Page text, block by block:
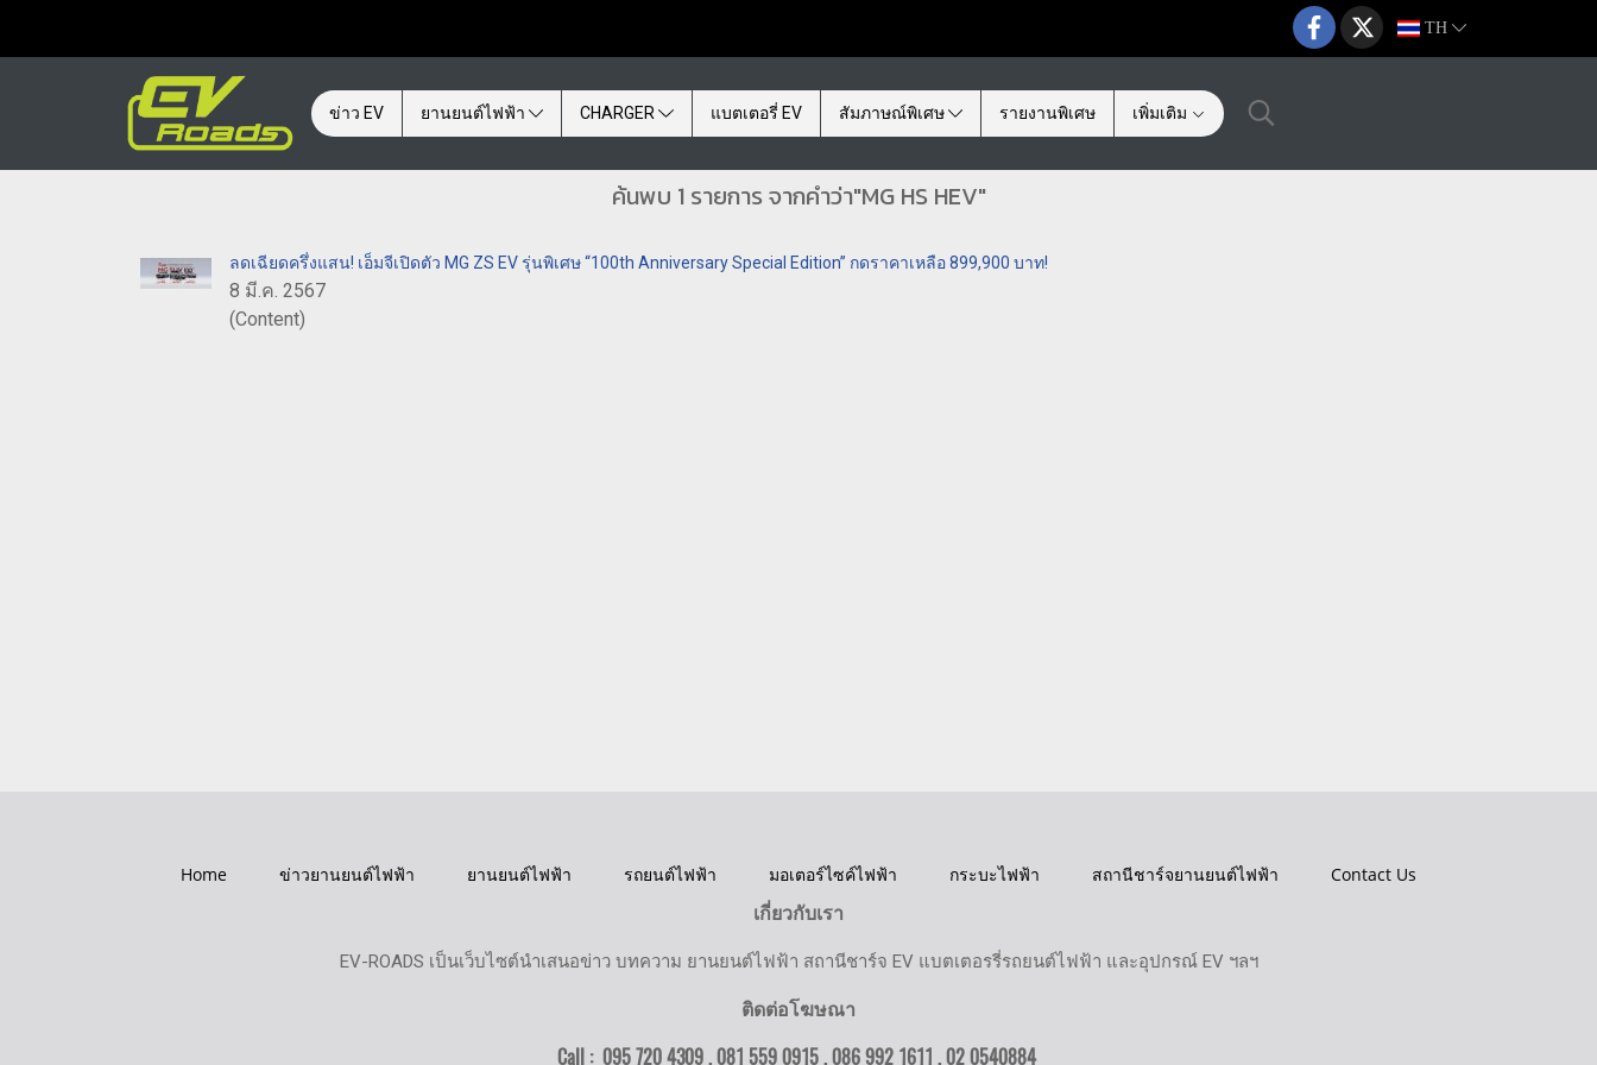
TH
ข่าว EV ยานยนต์ไฟฟ้า CHARGER แบตเตอรี่ EV สัมภาษณ์พิเศษ รายงานพิเศษ เพิ่มเติม
ค้นพบ 1 รายการ จากคำว่า"MG HS HEV"
ลดเฉียดครึ่งแสน! เอ็มจีเปิดตัว MG ZS EV รุ่นพิเศษ “100th Anniversary Special Edition” กดราคาเหลือ 899,900 บาท!
8 มี.ค. 2567
(Content)
Home ข่าวยานยนต์ไฟฟ้า ยานยนต์ไฟฟ้า รถยนต์ไฟฟ้า มอเตอร์ไซค์ไฟฟ้า กระบะไฟฟ้า สถานีชาร์จยานยนต์ไฟฟ้า
Contact Us
เกี่ยวกับเรา
EV-ROADS เป็นเว็บไซต์นำเสนอข่าว บทความ ยานยนต์ไฟฟ้า สถานีชาร์จ EV แบตเตอรรี่รถยนต์ไฟฟ้า และอุปกรณ์ EV ฯลฯ
ติดต่อโฆษณา
Call : 095 720 4309 , 081 559 0915 , 086 992 1611 ,02 0540884